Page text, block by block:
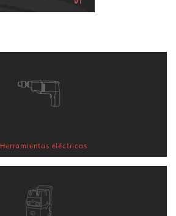
Herramientas eléctricas